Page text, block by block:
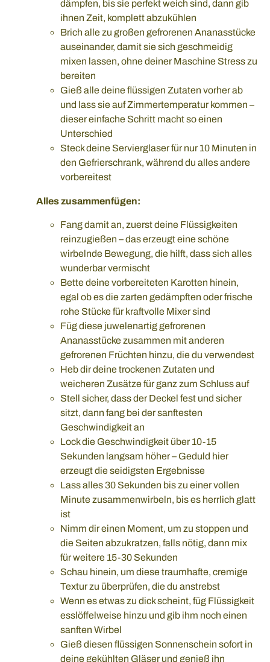
dämpfen, bis sie perfekt weich sind, dann gib
ihnen Zeit, komplett abzukühlen
Brich alle zu großen gefrorenen Ananasstücke
auseinander, damit sie sich geschmeidig
mixen lassen, ohne deiner Maschine Stress zu
bereiten
Gieß alle deine flüssigen Zutaten vorher ab
und lass sie auf Zimmertemperatur kommen –
dieser einfache Schritt macht so einen
Unterschied
Steck deine Servierglaser für nur 10 Minuten in
den Gefrierschrank, während du alles andere
vorbereitest
Alles zusammenfügen:
Fang damit an, zuerst deine Flüssigkeiten
reinzugießen – das erzeugt eine schöne
wirbelnde Bewegung, die hilft, dass sich alles
wunderbar vermischt
Bette deine vorbereiteten Karotten hinein,
egal ob es die zarten gedämpften oder frische
rohe Stücke für kraftvolle Mixer sind
Füg diese juwelenartig gefrorenen
Ananasstücke zusammen mit anderen
gefrorenen Früchten hinzu, die du verwendest
Heb dir deine trockenen Zutaten und
weicheren Zusätze für ganz zum Schluss auf
Stell sicher, dass der Deckel fest und sicher
sitzt, dann fang bei der sanftesten
Geschwindigkeit an
Lock die Geschwindigkeit über 10-15
Sekunden langsam höher – Geduld hier
erzeugt die seidigsten Ergebnisse
Lass alles 30 Sekunden bis zu einer vollen
Minute zusammenwirbeln, bis es herrlich glatt
ist
Nimm dir einen Moment, um zu stoppen und
die Seiten abzukratzen, falls nötig, dann mix
für weitere 15-30 Sekunden
Schau hinein, um diese traumhafte, cremige
Textur zu überprüfen, die du anstrebst
Wenn es etwas zu dick scheint, füg Flüssigkeit
esslöffelweise hinzu und gib ihm noch einen
sanften Wirbel
Gieß diesen flüssigen Sonnenschein sofort in
deine gekühlten Gläser und genieß ihn